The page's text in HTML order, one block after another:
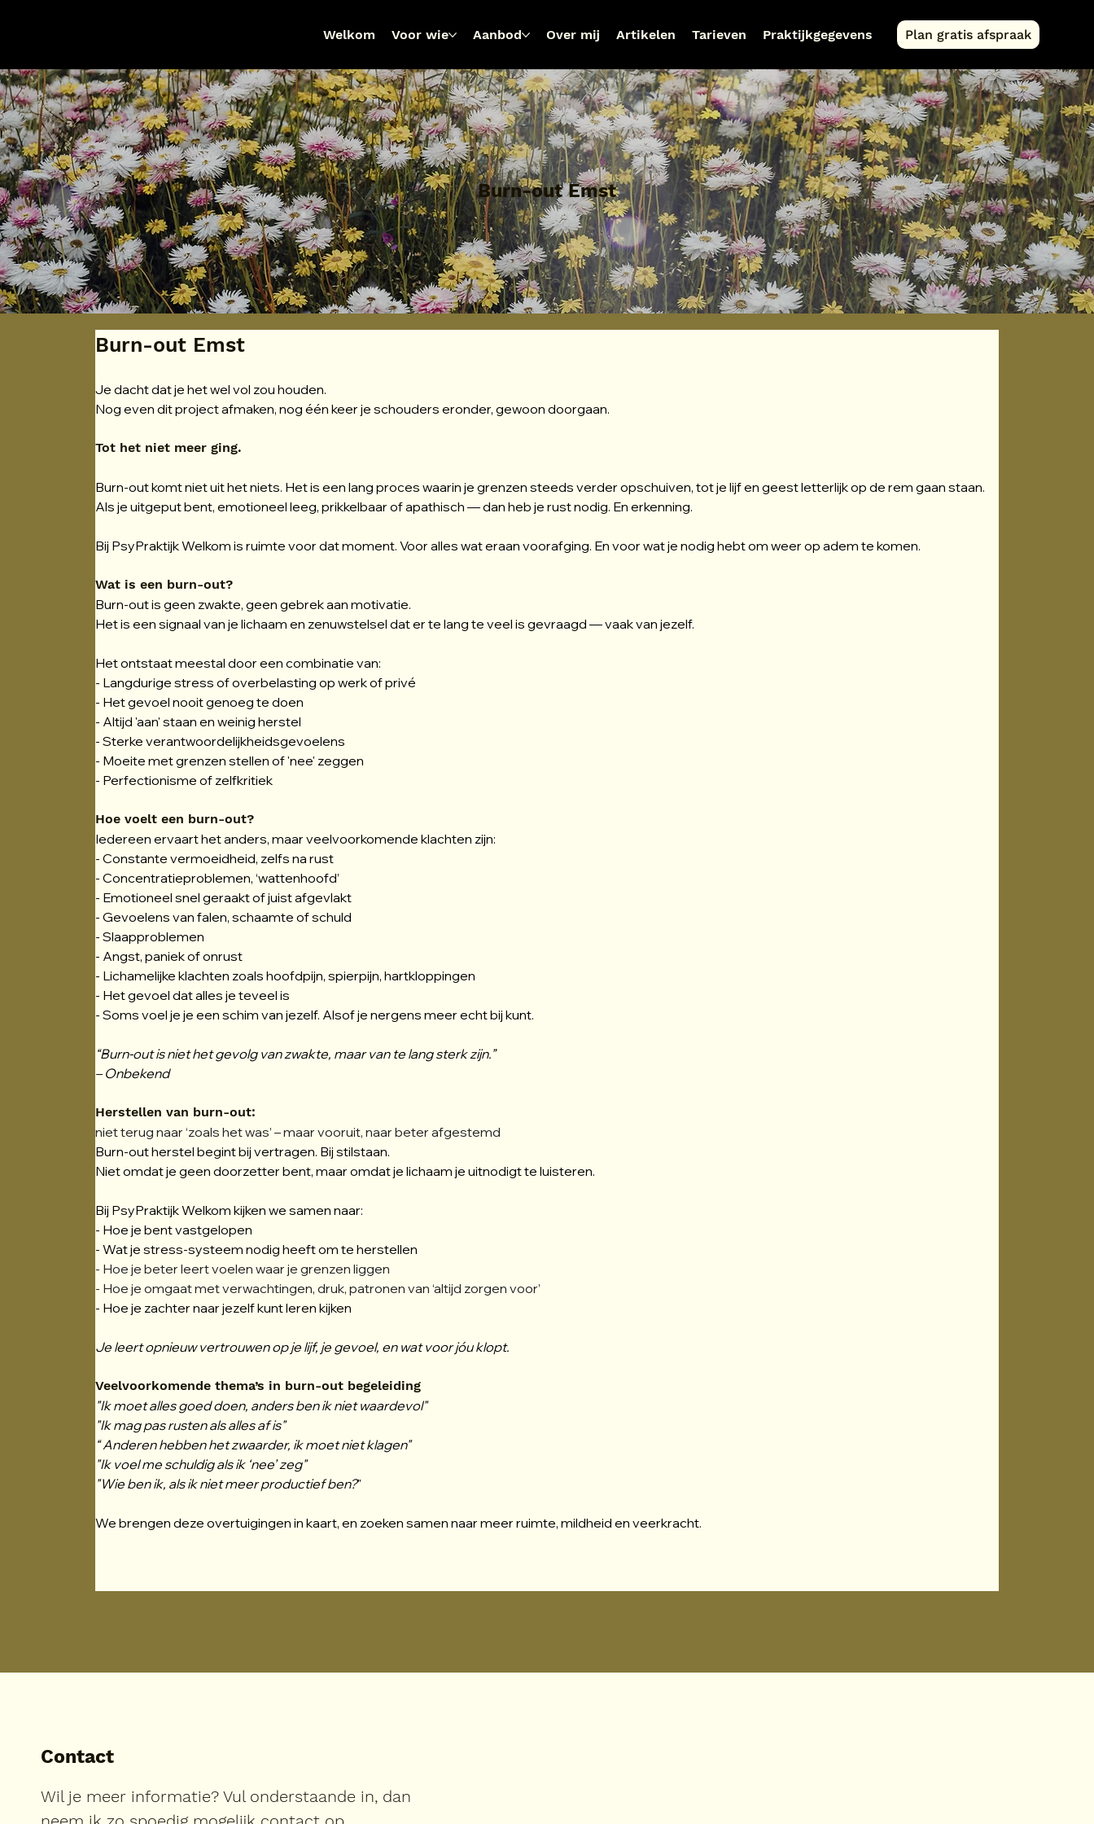
Welkom Voor wie Aanbod Over mij Artikelen Tarieven Praktijkgegevens Plan gratis afspraak
Burn-out Emst
Burn-out Emst
Je dacht dat je het wel vol zou houden.
Nog even dit project afmaken, nog één keer je schouders eronder, gewoon doorgaan.
Tot het niet meer ging.
Burn-out komt niet uit het niets. Het is een lang proces waarin je grenzen steeds verder opschuiven, tot je lijf en geest letterlijk op de rem gaan staan.
Als je uitgeput bent, emotioneel leeg, prikkelbaar of apathisch — dan heb je rust nodig. En erkenning.
Bij PsyPraktijk Welkom is ruimte voor dat moment. Voor alles wat eraan voorafging. En voor wat je nodig hebt om weer op adem te komen.
Wat is een burn-out?
Burn-out is geen zwakte, geen gebrek aan motivatie.
Het is een signaal van je lichaam en zenuwstelsel dat er te lang te veel is gevraagd — vaak van jezelf.
Het ontstaat meestal door een combinatie van:
- Langdurige stress of overbelasting op werk of privé
- Het gevoel nooit genoeg te doen
- Altijd 'aan' staan en weinig herstel
- Sterke verantwoordelijkheidsgevoelens
- Moeite met grenzen stellen of 'nee' zeggen
- Perfectionisme of zelfkritiek
Hoe voelt een burn-out?
Iedereen ervaart het anders, maar veelvoorkomende klachten zijn:
- Constante vermoeidheid, zelfs na rust
- Concentratieproblemen, ‘wattenhoofd’
- Emotioneel snel geraakt of juist afgevlakt
- Gevoelens van falen, schaamte of schuld
- Slaapproblemen
- Angst, paniek of onrust
- Lichamelijke klachten zoals hoofdpijn, spierpijn, hartkloppingen
- Het gevoel dat alles je teveel is
- Soms voel je je een schim van jezelf. Alsof je nergens meer echt bij kunt.
“Burn-out is niet het gevolg van zwakte, maar van te lang sterk zijn.”
– Onbekend
Herstellen van burn-out:
niet terug naar ‘zoals het was’ – maar vooruit, naar beter afgestemd
Burn-out herstel begint bij vertragen. Bij stilstaan.
Niet omdat je geen doorzetter bent, maar omdat je lichaam je uitnodigt te luisteren.
Bij PsyPraktijk Welkom kijken we samen naar:
- Hoe je bent vastgelopen
- Wat je stress-systeem nodig heeft om te herstellen
- Hoe je beter leert voelen waar je grenzen liggen
- Hoe je omgaat met verwachtingen, druk, patronen van ‘altijd zorgen voor’
- Hoe je zachter naar jezelf kunt leren kijken
Je leert opnieuw vertrouwen op je lijf, je gevoel, en wat voor jóu klopt.
Veelvoorkomende thema’s in burn-out begeleiding
"Ik moet alles goed doen, anders ben ik niet waardevol"
"Ik mag pas rusten als alles af is"
“ Anderen hebben het zwaarder, ik moet niet klagen"
"Ik voel me schuldig als ik ‘nee’ zeg"
"Wie ben ik, als ik niet meer productief ben?"
We brengen deze overtuigingen in kaart, en zoeken samen naar meer ruimte, mildheid en veerkracht.
Contact
Wil je meer informatie? Vul onderstaande in, dan